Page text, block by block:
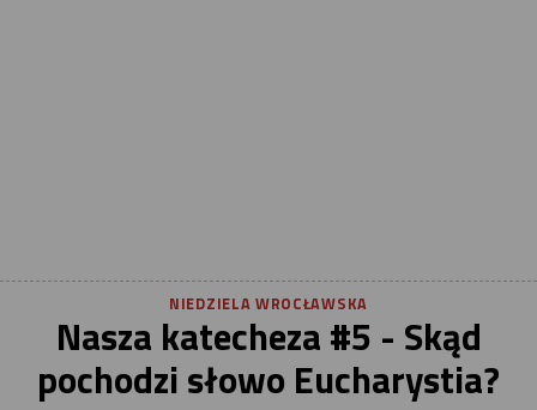
NIEDZIELA WROCŁAWSKA
Nasza katecheza #5 - Skąd
pochodzi słowo Eucharystia?